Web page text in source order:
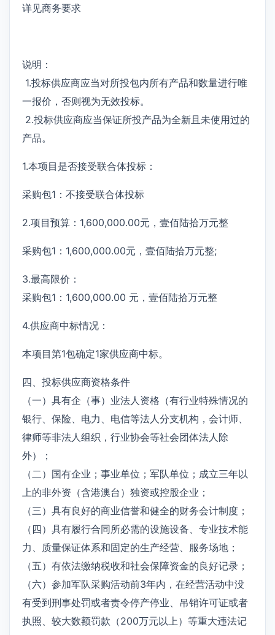
详见商务要求
说明：
1.投标供应商应当对所投包内所有产品和数量进行唯
一报价，否则视为无效投标。
2.投标供应商应当保证所投产品为全新且未使用过的
产品。
1.本项目是否接受联合体投标：
采购包1：不接受联合体投标
2.项目预算：1,600,000.00元，壹佰陆拾万元整
采购包1：1,600,000.00元，壹佰陆拾万元整;
3.最高限价：
采购包1：1,600,000.00 元，壹佰陆拾万元整
4.供应商中标情况：
本项目第1包确定1家供应商中标。
四、投标供应商资格条件
（一）具有企（事）业法人资格（有行业特殊情况的
银行、保险、电力、电信等法人分支机构，会计师、
律师等非法人组织，行业协会等社会团体法人除
外）；
（二）国有企业；事业单位；军队单位；成立三年以
上的非外资（含港澳台）独资或控股企业；
（三）具有良好的商业信誉和健全的财务会计制度；
（四）具有履行合同所必需的设施设备、专业技术能
力、质量保证体系和固定的生产经营、服务场地；
（五）有依法缴纳税收和社会保障资金的良好记录；
（六）参加军队采购活动前3年内，在经营活动中没
有受到刑事处罚或者责令停产停业、吊销许可证或者
执照、较大数额罚款（200万元以上）等重大违法记